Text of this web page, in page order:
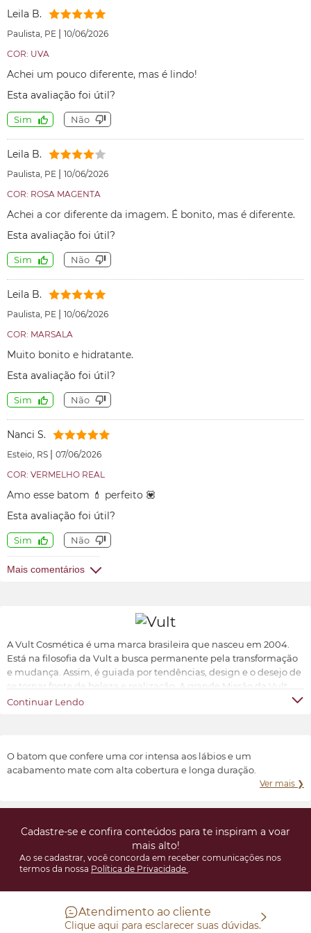
Leila B.
Paulista, PE | 10/06/2026
COR: UVA
Achei um pouco diferente, mas é lindo!
Esta avaliação foi útil?
Sim Não
Leila B.
Paulista, PE | 10/06/2026
COR: ROSA MAGENTA
Achei a cor diferente da imagem. É bonito, mas é diferente.
Esta avaliação foi útil?
Sim Não
Leila B.
Paulista, PE | 10/06/2026
COR: MARSALA
Muito bonito e hidratante.
Esta avaliação foi útil?
Sim Não
Nanci S.
Esteio, RS | 07/06/2026
COR: VERMELHO REAL
Amo esse batom 💄 perfeito 💟
Esta avaliação foi útil?
Sim Não
Mais comentários
A Vult Cosmética é uma marca brasileira que nasceu em 2004.
Está na filosofia da Vult a busca permanente pela transformação
e mudança. Assim, é guiada por tendências, design e o desejo de
se tornar fonte de beleza e realização. A grande Missão da Vult
Cosmética é oferecer ao universo feminino a possibilidade de ter
Continuar Lendo
O batom que confere uma cor intensa aos lábios e um
acabamento mate com alta cobertura e longa duração.
Ver mais ❯
Cadastre-se e confira conteúdos para te inspiram a voar
mais alto!
Ao se cadastrar, você concorda em receber comunicações nos
termos da nossa Política de Privacidade .
Atendimento ao cliente
Clique aqui para esclarecer suas dúvidas.